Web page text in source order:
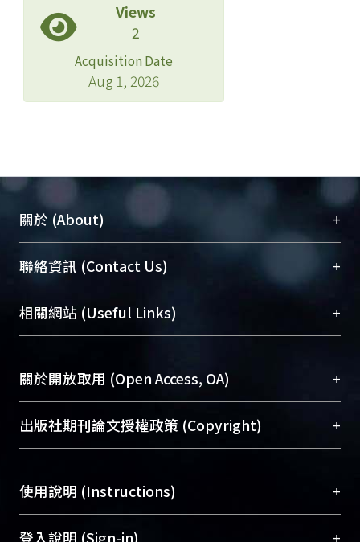
Views
2
Acquisition Date
Aug 1, 2026
關於 (About) +
臺大位居世界頂尖大學之列，為永久珍藏及向國際
展現本校豐碩的研究成果及學術能量，圖書館整合
機構典藏（NTUR）與學術庫（AH）不同功能平
台，成為臺大學術典藏NTU scholars。期能整合研
成果。
To permanently archive and promote researcher
profiles and scholarly works, Library integrates the
services of “NTU Repository” with “Academic
聯絡資訊 (Contact Us) +
總館學科館員(Main Library)
醫學圖書館學科館員(Medical Library)
Sciences Library)
相關網站 (Useful Links) +
關於開放取用 (Open Access, OA) +
開放取用是從使用者角度提升資訊取用性的社會運
動，應用在學術研究上是透過將研究著作公開供使
用逐年攀升。同時可加速研究發展、提升研究影響
Archive）平台。 （點選深入了解OA）
出版社期刊論文授權政策 (Copyright) +
含部分內容的版權非匯入者所有，或由第三方贊
助與合作完成，請確認該版權所有者及第三方同
意提供此授權。
使用說明 (Instructions) +
網站簡介(Quickstart Guide)
登入說明 (Sign-in) +